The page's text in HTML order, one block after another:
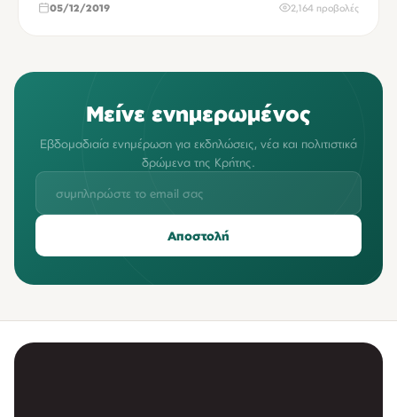
05/12/2019 2,164 προβολές
Μείνε ενημερωμένος
Εβδομαδιαία ενημέρωση για εκδηλώσεις, νέα και πολιτιστικά
δρώμενα της Κρήτης.
Αποστολή